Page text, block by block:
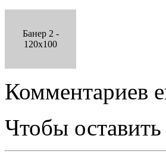
Банер 2 -
120x100
Комментариев
Чтобы